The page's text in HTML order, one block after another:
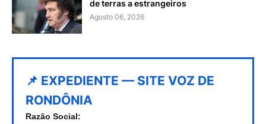
de terras a estrangeiros
Agosto 06, 2026
📌 EXPEDIENTE — SITE VOZ DE
RONDÔNIA
Razão Social: